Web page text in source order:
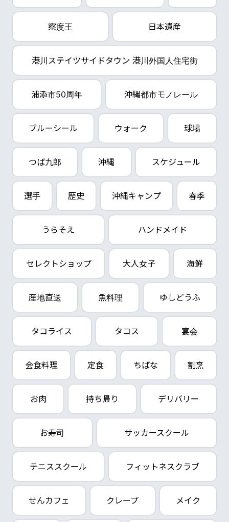
察度王 日本遺産
港川ステイツサイドタウン 港川外国人住宅街
浦添市50周年 沖縄都市モノレール
ブルーシール ウォーク 球場
つば九郎 沖縄 スケジュール
選手 歴史 沖縄キャンプ 春季
うらそえ ハンドメイド
セレクトショップ 大人女子 海鮮
産地直送 魚料理 ゆしどうふ
タコライス タコス 宴会
会食料理 定食 ちばな 割烹
お肉 持ち帰り デリバリー
お寿司 サッカースクール
テニススクール フィットネスクラブ
せんカフェ クレープ メイク